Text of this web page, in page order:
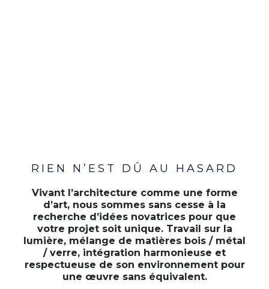
RIEN N’EST DÛ AU HASARD
Vivant l’architecture comme une forme
d’art, nous sommes sans cesse à la
recherche d’idées novatrices pour que
votre projet soit unique. Travail sur la
lumière, mélange de matières bois / métal
/ verre, intégration harmonieuse et
respectueuse de son environnement pour
une œuvre sans équivalent.